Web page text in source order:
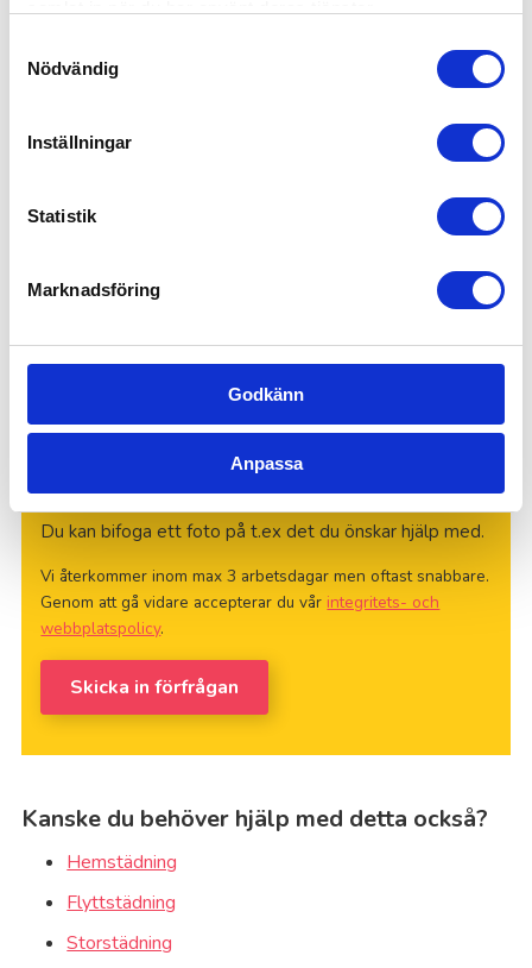
Nödvändig
Inställningar
Statistik
Marknadsföring
Godkänn
Anpassa
Tips: Det är enklare för oss att ge dig bäst återkoppling
Foto på uppdraget
Godkända filtyper: jpg, png, gif, heic, Max filstorlek: 15
MB.
Du kan bifoga ett foto på t.ex det du önskar hjälp med.
Vi återkommer inom max 3 arbetsdagar men oftast snabbare.
Genom att gå vidare accepterar du vår integritets- och
webbplatspolicy.
Skicka in förfrågan
Kanske du behöver hjälp med detta också?
Hemstädning
Flyttstädning
Storstädning